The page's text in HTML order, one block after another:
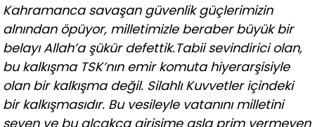
Kahramanca savaşan güvenlik güçlerimizin
alnından öpüyor, milletimizle beraber büyük bir
belayı Allah’a şükür defettik.Tabii sevindirici olan,
bu kalkışma TSK’nın emir komuta hiyerarşisiyle
olan bir kalkışma değil. Silahlı Kuvvetler içindeki
bir kalkışmasıdır. Bu vesileyle vatanını milletini
seven ve bu alçakça girişime asla prim vermeyen